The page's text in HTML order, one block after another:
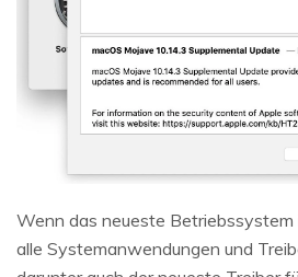
Wenn das neueste
alle Systemanwendungen und